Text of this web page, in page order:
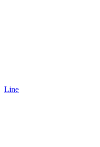
Line